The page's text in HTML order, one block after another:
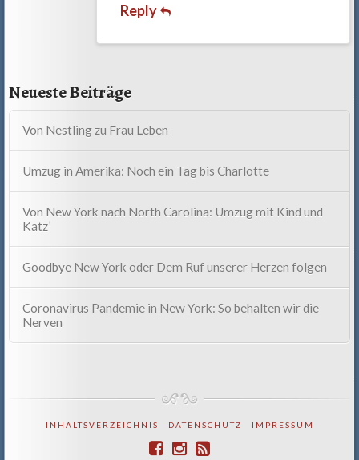
Reply
Neueste Beiträge
Von Nestling zu Frau Leben
Umzug in Amerika: Noch ein Tag bis Charlotte
Von New York nach North Carolina: Umzug mit Kind und
Katz’
Goodbye New York oder Dem Ruf unserer Herzen folgen
Coronavirus Pandemie in New York: So behalten wir die
Nerven
INHALTSVERZEICHNIS DATENSCHUTZ IMPRESSUM